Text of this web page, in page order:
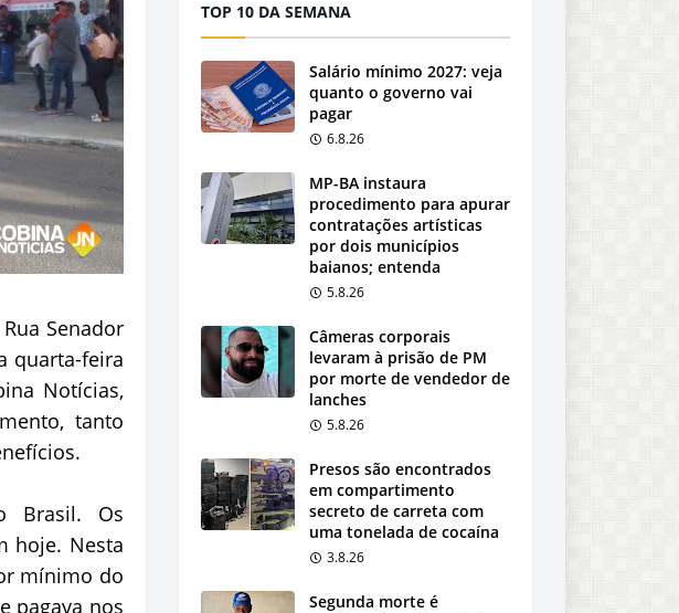
Senador
quarta-feira
Notícias,
tanto
Brasil. Os
hoje. Nesta
mínimo do
pagava nos
TOP 10 DA SEMANA
Salário mínimo 2027: veja
quanto o governo vai
pagar
6.8.26
MP-BA instaura
procedimento para apurar
contratações artísticas
por dois municípios
baianos; entenda
5.8.26
Câmeras corporais
levaram à prisão de PM
por morte de vendedor de
lanches
5.8.26
Presos são encontrados
em compartimento
secreto de carreta com
uma tonelada de cocaína
3.8.26
Segunda morte é